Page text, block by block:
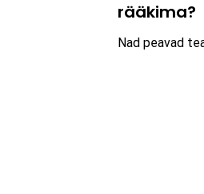
rääkima?
Nad peavad